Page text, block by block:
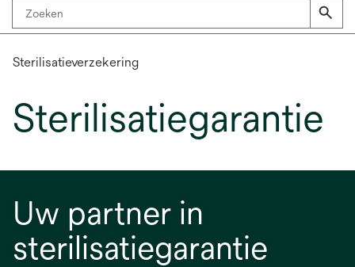
Sterilisatieverzekering
Sterilisatiegarantie
Uw partner in
sterilisatiegarantie